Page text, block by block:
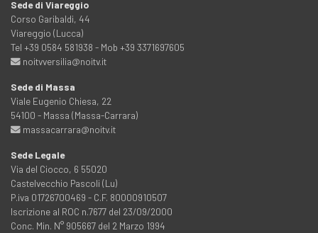
Sede di Viareggio
Corso Garibaldi, 44
Viareggio (Lucca)
Tel +39 0584 581938 - Mob +39 3371697605
noitvversilia@noitv.it
Sede di Massa
Viale Eugenio Chiesa, 22
54100 - Massa (Massa-Carrara)
massacarrara@noitv.it
Sede Legale
Via del Ciocco, 6 55020
Castelvecchio Pascoli (Lu)
P.iva 01726700469 - C.F. 80000910507
Iscrizione al ROC n.7677 del 23/09/2000
Conc. Min. N° 905667 del 2 Marzo 1994